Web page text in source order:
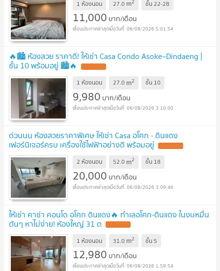
1 ห้องนอน 27.0 m2 ชั้น22-28
11,000 บาท/เดือน
06/08/2026 5:01:54
🔥🏙️ ห้องสวย ราคาดี! ให้เช่า Casa Condo Asoke–Dindaeng |
ชั้น 10 พร้อมอยู่ 🏙️🔥
1 ห้องนอน 27.0 m2 ชั้น 10
9,980 บาท/เดือน
06/08/2026 3:10:00
ด่วนนน ห้องสวยราคาพิเศษ ให้เช่า Casa อโศก - ดินแดง
เฟอร์นิเจอร์ครบ เครื่องใช้ไฟฟ้าอย่างดี พร้อมอยู่
2 ห้องนอน 52.0 m2 ชั้น 18
20,000 บาท/เดือน
06/08/2026 3:09:46
ให้เช่า คาซ่า คอนโด อโศก ดินแดง🔥 ทำเลอโศก-ดินแดง ในงบหมื่น
ต้นๆ หาไม่ง่าย! ห้องใหญ่ 31 ต
1 ห้องนอน 31.0 m2 ชั้น 5
12,980 บาท/เดือน
06/08/2026 1:59:54